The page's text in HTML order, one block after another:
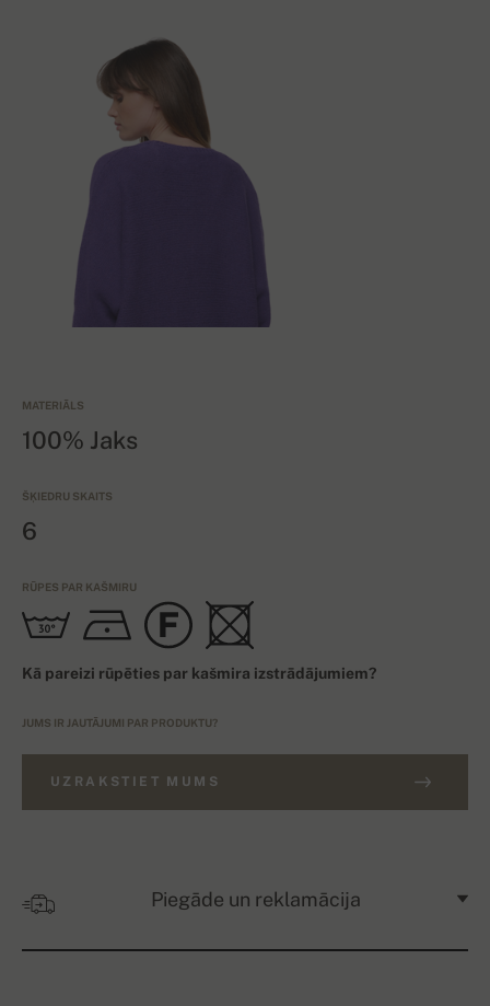
MATERIĀLS
100% Jaks
ŠĶIEDRU SKAITS
6
RŪPES PAR KAŠMIRU
Kā pareizi rūpēties par kašmira izstrādājumiem?
JUMS IR JAUTĀJUMI PAR PRODUKTU?
UZRAKSTIET MUMS
Piegāde un reklamācija